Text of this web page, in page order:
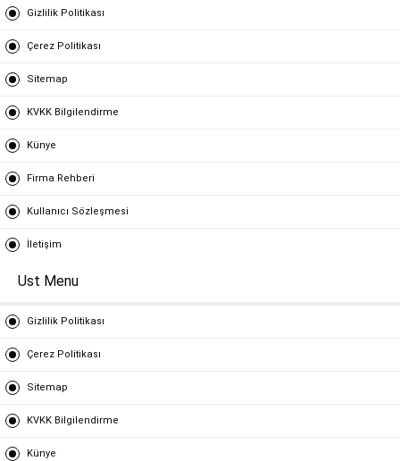
Gizlilik Politikası
Çerez Politikası
Sitemap
KVKK Bilgilendirme
Künye
Firma Rehberi
Kullanıcı Sözleşmesi
İletişim
Ust Menu
Gizlilik Politikası
Çerez Politikası
Sitemap
KVKK Bilgilendirme
Künye